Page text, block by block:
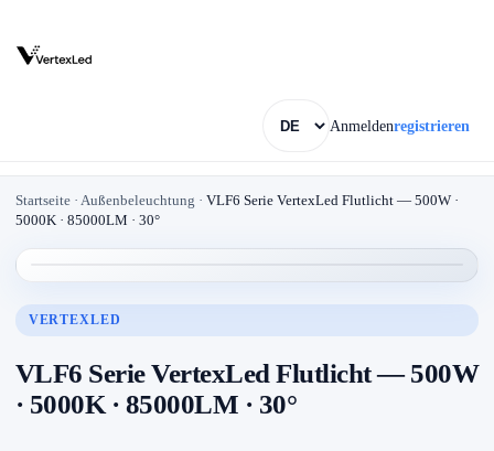
Anmeldenregistrieren
Startseite· Außenbeleuchtung · VLF6 Serie VertexLed Flutlicht — 500W ·
5000K · 85000LM · 30°
VERTEXLED
VLF6 Serie VertexLed Flutlicht — 500W
· 5000K · 85000LM · 30°